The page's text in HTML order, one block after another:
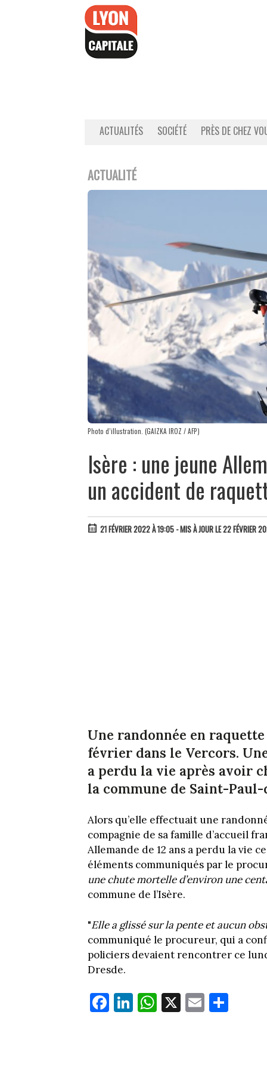
ACTUALITÉS SOCIÉTÉ PRÈS DE CHEZ
ACTUALITÉ
Photo d’illustration. (GAIZKA IROZ / AFP)
Isère : une jeune
un accident de
21 FÉVRIER 2022 À 19:05 - MIS À JOUR LE 22 FÉVRIER
Une randonnée en
février dans le Vercors.
a perdu la vie après avoir
la commune de Saint-Paul-
Alors qu’elle effectuait une
compagnie de sa famille d’accueil
Allemande de 12 ans a perdu la vie
éléments communiqués par le
une chute mortelle d’environ une
commune de l’Isère.
"Elle a glissé sur la pente et aucun
communiqué le procureur, qui a
policiers devaient rencontrer ce
Dresde.
Fa
ce
Li
nk
W
ha
X E
m